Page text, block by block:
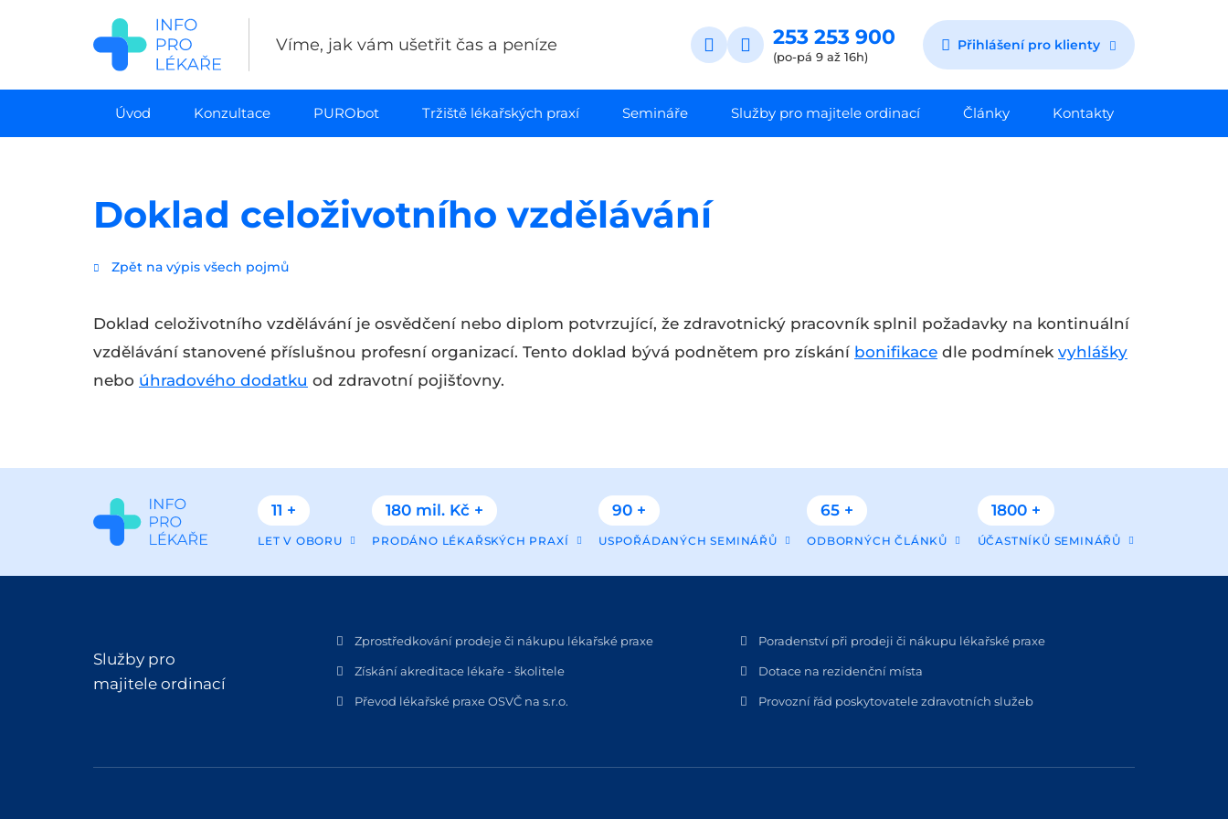
Víme, jak vám ušetřit čas a peníze 253 253 900
(po-pá 9 až 16h)
Přihlášení pro klienty
Úvod Konzultace PURObot Tržiště lékařských praxí Semináře Služby pro majitele ordinací Články Kontakty
Doklad celoživotního vzdělávání
Zpět na výpis všech pojmů
Doklad celoživotního vzdělávání je osvědčení nebo diplom potvrzující, že zdravotnický pracovník splnil požadavky na kontinuální
vzdělávání stanovené příslušnou profesní organizací. Tento doklad bývá podnětem pro získání bonifikace dle podmínek vyhlášky
nebo úhradového dodatku od zdravotní pojišťovny.
11 +
LET V OBORU
180 mil. Kč +
PRODÁNO LÉKAŘSKÝCH PRAXÍ
90 +
USPOŘÁDANÝCH SEMINÁŘŮ
65 +
ODBORNÝCH ČLÁNKŮ
1800 +
ÚČASTNÍKŮ SEMINÁŘŮ
Služby pro
majitele ordinací
Zprostředkování prodeje či nákupu lékařské praxe Poradenství při prodeji či nákupu lékařské praxe
Získání akreditace lékaře - školitele Dotace na rezidenční místa
Převod lékařské praxe OSVČ na s.r.o. Provozní řád poskytovatele zdravotních služeb